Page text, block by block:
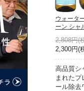
ウォータ
ーン シャ
2,808円(
2,300円(
高品質シ
まれたプ
ール除去